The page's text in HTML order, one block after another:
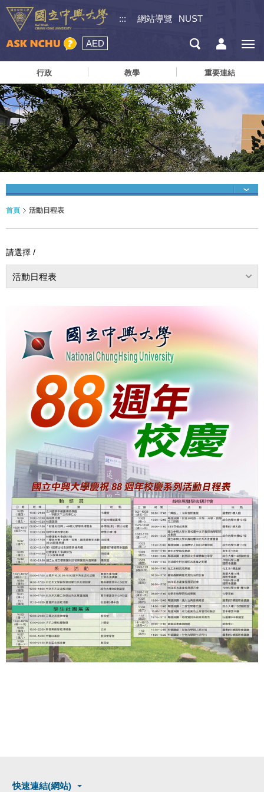
::: 網站導覽 NUST
AED
行政 教學 重要連結
首頁 活動日程表
請選擇 /
活動日程表
快速連結(網站)